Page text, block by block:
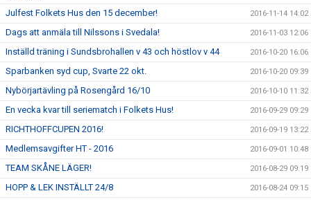
Julfest Folkets Hus den 15 december! 2016-11-14 14:02
Dags att anmäla till Nilssons i Svedala! 2016-11-03 12:06
Inställd träning i Sundsbrohallen v 43 och höstlov v 44 2016-10-20 16:06
Sparbanken syd cup, Svarte 22 okt. 2016-10-20 09:39
Nybörjartävling på Rosengård 16/10 2016-10-10 11:32
En vecka kvar till seriematch i Folkets Hus! 2016-09-29 09:29
RICHTHOFFCUPEN 2016! 2016-09-19 13:22
Medlemsavgifter HT - 2016 2016-09-01 10:48
TEAM SKÅNE LÄGER! 2016-08-29 09:19
HOPP & LEK INSTÄLLT 24/8 2016-08-24 09:15